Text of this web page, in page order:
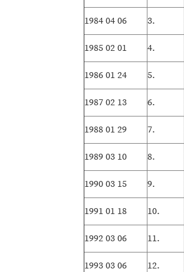
1984 04 06 3.
1985 02 01 4.
1986 01 24 5.
1987 02 13 6.
1988 01 29 7.
1989 03 10 8.
1990 03 15 9.
1991 01 18 10.
1992 03 06 11.
1993 03 06 12.